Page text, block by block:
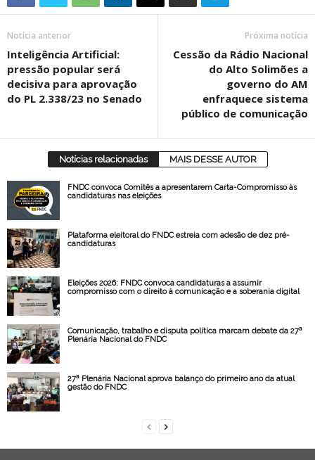
Notícia anterior
Inteligência Artificial:
pressão popular será
decisiva para aprovação
do PL 2.338/23 no Senado
Próxima notícia
Cessão da Rádio Nacional
do Alto Solimões a
governo do AM
enfraquece sistema
público de comunicação
Notícias relacionadas MAIS DESSE AUTOR
FNDC convoca Comitês a apresentarem Carta-Compromisso às
candidaturas nas eleições
Plataforma eleitoral do FNDC estreia com adesão de dez pré-
candidaturas
Eleições 2026: FNDC convoca candidaturas a assumir
compromisso com o direito à comunicação e a soberania digital
Comunicação, trabalho e disputa política marcam debate da 27ª
Plenária Nacional do FNDC
27ª Plenária Nacional aprova balanço do primeiro ano da atual
gestão do FNDC